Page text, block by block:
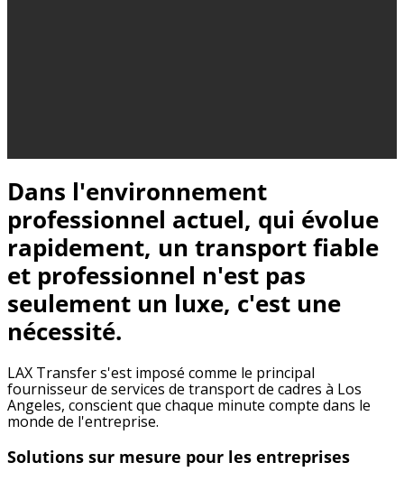
Dans l'environnement
professionnel actuel, qui évolue
rapidement, un transport fiable
et professionnel n'est pas
seulement un luxe, c'est une
nécessité.
LAX Transfer s'est imposé comme le principal
fournisseur de services de transport de cadres à Los
Angeles, conscient que chaque minute compte dans le
monde de l'entreprise.
Solutions sur mesure pour les entreprises